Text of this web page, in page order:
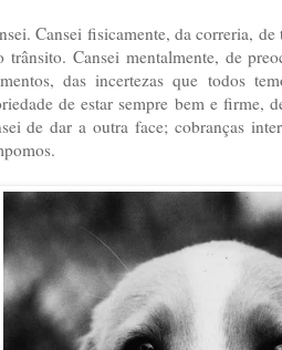
Cansei fisicamente, da correria,
trânsito. Cansei mentalmente, de
das incertezas que todos
de estar sempre bem e firme,
de dar a outra face; cobranças